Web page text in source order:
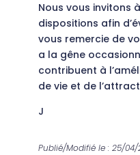
Nous vous invitons
dispositions afin
vous remercie de
a la gêne
contribuent à
de vie et de
J
Publié/Modifié le : 25/04/